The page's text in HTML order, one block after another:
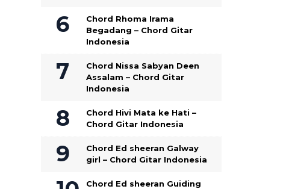
Chord Rhoma Irama
Begadang – Chord Gitar
Indonesia
Chord Nissa Sabyan Deen
Assalam – Chord Gitar
Indonesia
Chord Hivi Mata ke Hati –
Chord Gitar Indonesia
Chord Ed sheeran Galway
girl – Chord Gitar Indonesia
Chord Ed sheeran Guiding